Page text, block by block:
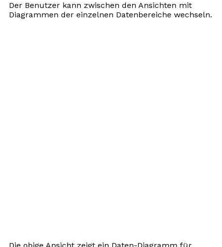
Der Benutzer kann zwischen den Ansichten mit
Diagrammen der einzelnen Datenbereiche wechseln.